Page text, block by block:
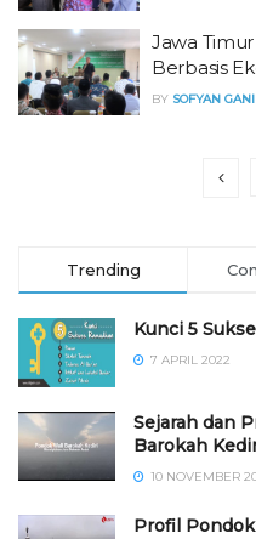
Jawa
Berbasis
BY SOFYAN
Trending
Kunci 5
7 APRIL 2022
Sejarah dan
Barokah
10 NOVEMBER
⁠⁠⁠Profil